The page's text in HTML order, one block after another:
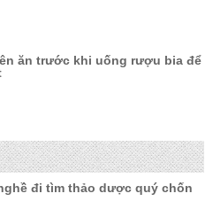
ăn trước khi uống rượu bia để
đi tìm thảo dược quý chốn